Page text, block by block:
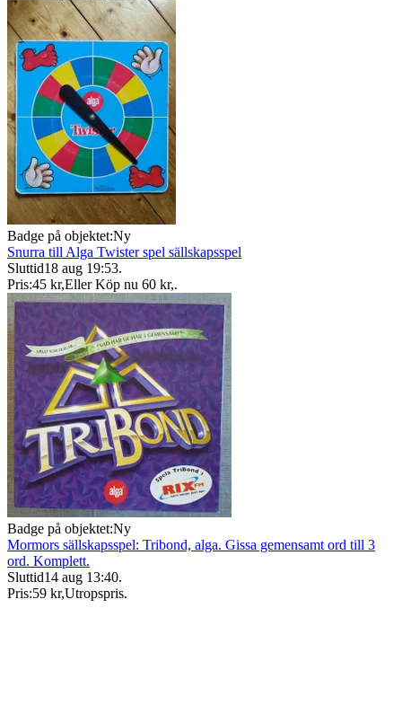
Badge på objektet:Ny
Snurra till Alga Twister spel sällskapsspel
Sluttid18 aug 19:53.
Pris:45 kr,Eller Köp nu 60 kr,.
Badge på objektet:Ny
Mormors sällskapsspel: Tribond, alga. Gissa gemensamt ord till 3
ord. Komplett.
Sluttid14 aug 13:40.
Pris:59 kr,Utropspris.